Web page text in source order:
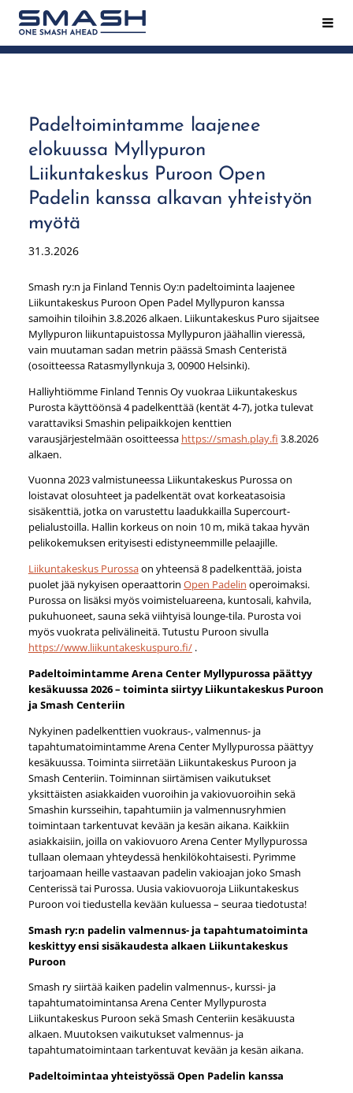
Siirry
sivun
sisältöön
Smash ry - Suomen suurin mailapeliseura
Padeltoimintamme laajenee
elokuussa Myllypuron
Liikuntakeskus Puroon Open
Padelin kanssa alkavan yhteistyön
myötä
31.3.2026
Smash ry:n ja Finland Tennis Oy:n padeltoiminta laajenee
Liikuntakeskus Puroon Open Padel Myllypuron kanssa
samoihin tiloihin 3.8.2026 alkaen. Liikuntakeskus Puro sijaitsee
Myllypuron liikuntapuistossa Myllypuron jäähallin vieressä,
vain muutaman sadan metrin päässä Smash Centeristä
(osoitteessa Ratasmyllynkuja 3, 00900 Helsinki).
Halliyhtiömme Finland Tennis Oy vuokraa Liikuntakeskus
Purosta käyttöönsä 4 padelkenttää (kentät 4-7), jotka tulevat
varattaviksi Smashin pelipaikkojen kenttien
varausjärjestelmään osoitteessa https://smash.play.fi 3.8.2026
alkaen.
Vuonna 2023 valmistuneessa Liikuntakeskus Purossa on
loistavat olosuhteet ja padelkentät ovat korkeatasoisia
sisäkenttiä, jotka on varustettu laadukkailla Supercourt-
pelialustoilla. Hallin korkeus on noin 10 m, mikä takaa hyvän
pelikokemuksen erityisesti edistyneemmille pelaajille.
Liikuntakeskus Purossaon yhteensä 8 padelkenttää, joista
puolet jää nykyisen operaattorin Open Padelin operoimaksi.
Purossa on lisäksi myös voimisteluareena, kuntosali, kahvila,
pukuhuoneet, sauna sekä viihtyisä lounge-tila. Purosta voi
myös vuokrata pelivälineitä. Tutustu Puroon sivulla
https://www.liikuntakeskuspuro.fi/.
Padeltoimintamme Arena Center Myllypurossa päättyy
kesäkuussa 2026 – toiminta siirtyy Liikuntakeskus Puroon
ja Smash Centeriin
Nykyinen padelkenttien vuokraus-, valmennus- ja
tapahtumatoimintamme Arena Center Myllypurossa päättyy
kesäkuussa. Toiminta siirretään Liikuntakeskus Puroon ja
Smash Centeriin. Toiminnan siirtämisen vaikutukset
yksittäisten asiakkaiden vuoroihin ja vakiovuoroihin sekä
Smashin kursseihin, tapahtumiin ja valmennusryhmien
toimintaan tarkentuvat kevään ja kesän aikana. Kaikkiin
asiakkaisiin, joilla on vakiovuoro Arena Center Myllypurossa
tullaan olemaan yhteydessä henkilökohtaisesti. Pyrimme
tarjoamaan heille vastaavan padelin vakioajan joko Smash
Centerissä tai Purossa. Uusia vakiovuoroja Liikuntakeskus
Puroon voi tiedustella kevään kuluessa – seuraa tiedotusta!
Smash ry:n padelin valmennus- ja tapahtumatoiminta
keskittyy ensi sisäkaudesta alkaen Liikuntakeskus
Puroon
Smash ry siirtää kaiken padelin valmennus-, kurssi- ja
tapahtumatoimintansa Arena Center Myllypurosta
Liikuntakeskus Puroon sekä Smash Centeriin kesäkuusta
alkaen. Muutoksen vaikutukset valmennus- ja
tapahtumatoimintaan tarkentuvat kevään ja kesän aikana.
Padeltoimintaa yhteistyössä Open Padelin kanssa